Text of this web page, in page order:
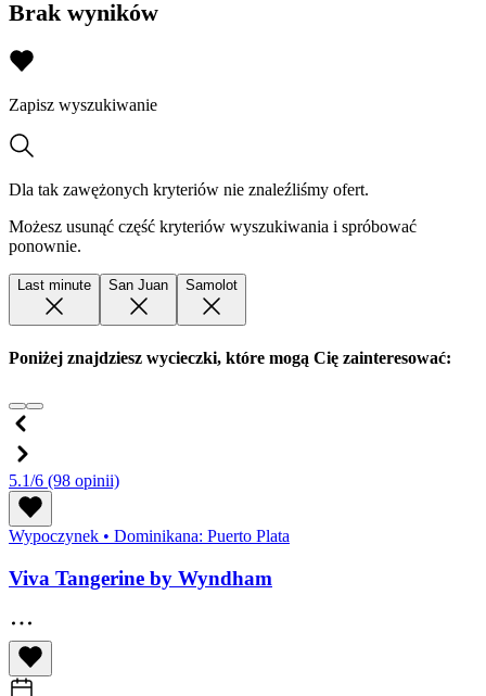
Brak wyników
Zapisz wyszukiwanie
Dla tak zawężonych kryteriów nie znaleźliśmy ofert.
Możesz usunąć część kryteriów wyszukiwania i spróbować
ponownie.
Last minute San Juan Samolot
Poniżej znajdziesz wycieczki, które mogą Cię zainteresować:
5.1/6 (98 opinii)
Wypoczynek • Dominikana: Puerto Plata
Viva Tangerine by Wyndham